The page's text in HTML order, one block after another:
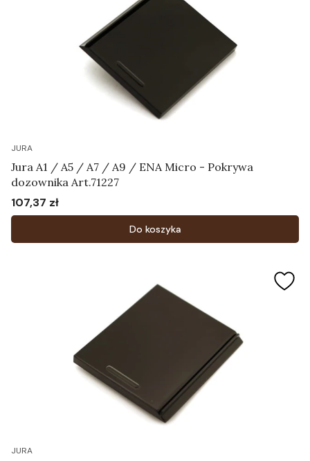
JURA
Jura A1 / A5 / A7 / A9 / ENA Micro - Pokrywa
dozownika Art.71227
Cena
107,37 zł
Do koszyka
JURA